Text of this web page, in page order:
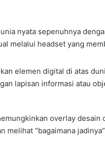
nyata sepenuhnya
melalui headset yang
elemen digital di atas
lapisan informasi atau
overlay desain
“bagaimana